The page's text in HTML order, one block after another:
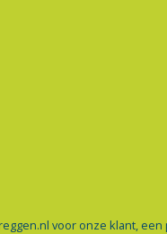
voor onze klant,